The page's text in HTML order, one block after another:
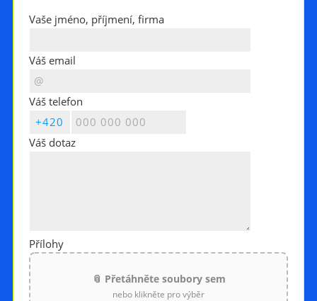
Vaše jméno, příjmení, firma
Váš email
Váš telefon
Váš dotaz
Přílohy
📎 Přetáhněte soubory sem
nebo klikněte pro výběr